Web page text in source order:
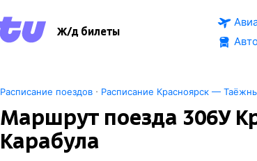
Ж/д билеты
Расписание поездов· Расписание Красноярск —
Маршрут поезда 306У
Карабула